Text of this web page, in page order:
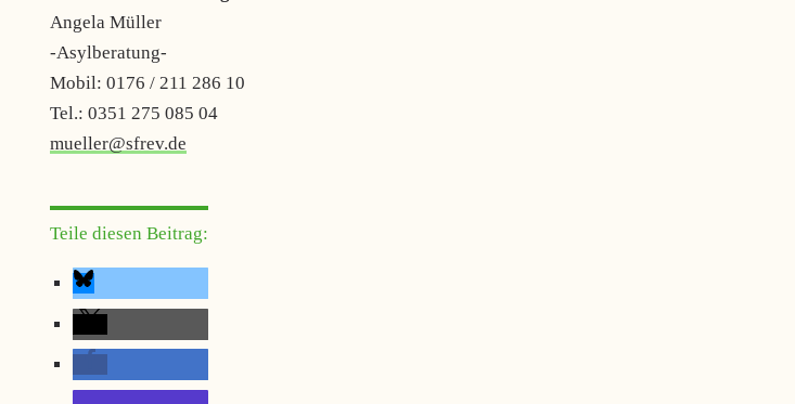
Angela Müller
-Asylberatung-
Mobil: 0176 / 211 286 10
Tel.: 0351 275 085 04
mueller@sfrev.de
Teile diesen Beitrag: